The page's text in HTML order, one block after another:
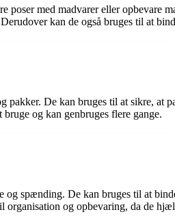
med madvarer eller opbevare
kan de også bruges til at
pakker. De kan bruges til at sikre,
og kan genbruges flere gange.
og spænding. De kan bruges til at
og opbevaring, da de